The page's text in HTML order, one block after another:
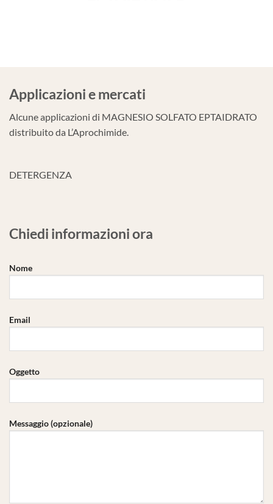
Applicazioni e mercati
Alcune applicazioni di MAGNESIO SOLFATO EPTAIDRATO
distribuito da L’Aprochimide.
DETERGENZA
Chiedi informazioni ora
Nome
Email
Oggetto
Messaggio (opzionale)